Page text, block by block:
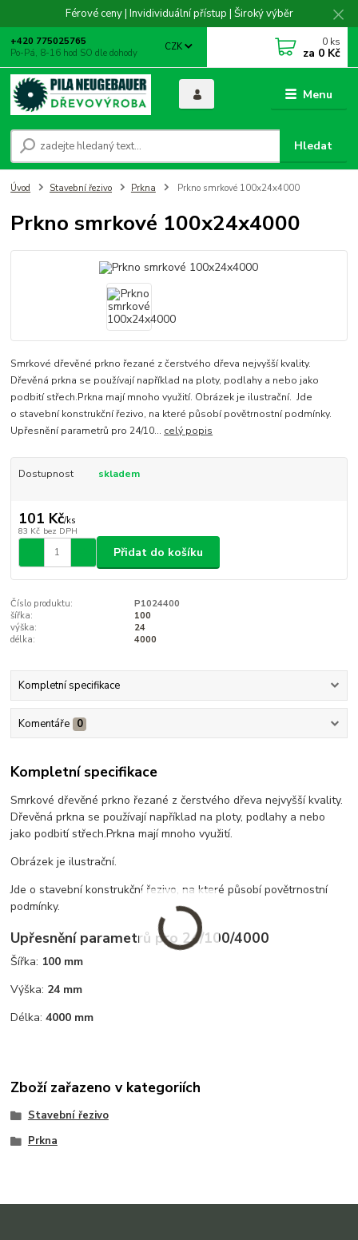
Férové ceny | Invidividuální přístup | Široký výběr
Menu
CZK
Hledat
+420 775025765
Po-Pá, 8-16 hod SO dle dohody
0 ks
za 0 Kč
Úvod Stavební řezivo Prkna Prkno smrkové 100x24x4000
Prkno smrkové 100x24x4000
Smrkové dřevěné prkno řezané z čerstvého dřeva nejvyšší kvality.
Dřevěná prkna se používají například na ploty, podlahy a nebo jako
podbití střech.Prkna mají mnoho využití. Obrázek je ilustrační. Jde
o stavební konstrukční řezivo, na které působí povětrnostní podmínky.
Upřesnění parametrů pro 24/10... celý popis
Dostupnost skladem
101 Kč/ks
83 Kč bez DPH
Přidat do košíku
Číslo produktu:
P1024400
šířka:
100
výška:
24
délka:
4000
Kompletní specifikace
Komentáře 0
Kompletní specifikace
Smrkové dřevěné prkno řezané z čerstvého dřeva nejvyšší kvality.
Dřevěná prkna se používají například na ploty, podlahy a nebo
jako podbití střech.Prkna mají mnoho využití.
Obrázek je ilustrační.
Jde o stavební konstrukční řezivo, na které působí povětrnostní
podmínky.
Upřesnění parametrů pro 24/100/4000
Šířka: 100 mm
Výška: 24 mm
Délka:4000 mm
Zboží zařazeno v kategoriích
Stavební řezivo
Prkna